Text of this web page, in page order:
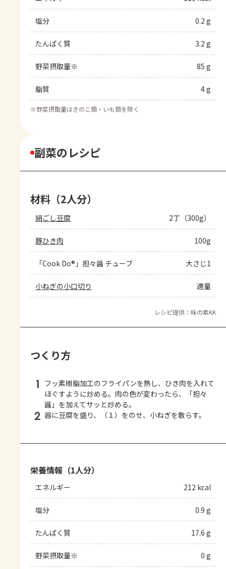
塩分 0.2 g
たんぱく質 3.2 g
野菜摂取量※ 85 g
脂質 4 g
※野菜摂取量はきのこ類・いも類を除く
副菜のレシピ
材料（2人分）
絹ごし豆腐 2丁（300g）
豚ひき肉 100g
「Cook Do®」担々醤 チューブ 大さじ1
小ねぎの小口切り 適量
レシピ提供：味の素KK
つくり方
1
フッ素樹脂加工のフライパンを熱し、ひき肉を入れて
ほぐすように炒める。肉の色が変わったら、「担々
醤」を加えてサッと炒める。
2 器に豆腐を盛り、（１）をのせ、小ねぎを散らす。
栄養情報（1人分）
エネルギー 212 kcal
塩分 0.9 g
たんぱく質 17.6 g
野菜摂取量※ 0 g